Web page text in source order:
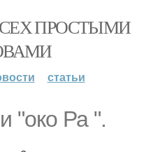
ПРОСТЫМИ
статьи
"око Ра ".